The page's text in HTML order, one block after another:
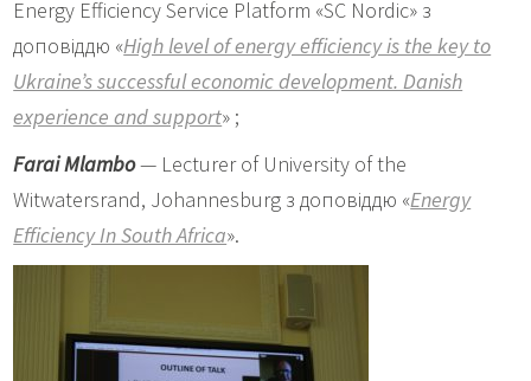
Energy Efficiency Service Platform «SC Nordic» з
доповіддю «High level of energy efficiency is the key to
Ukraine’s successful economic development. Danish
experience and support» ;
Farai Mlambo— Lecturer of University of the
Witwatersrand, Johannesburg з доповіддю «Energy
Efficiency In South Africa».